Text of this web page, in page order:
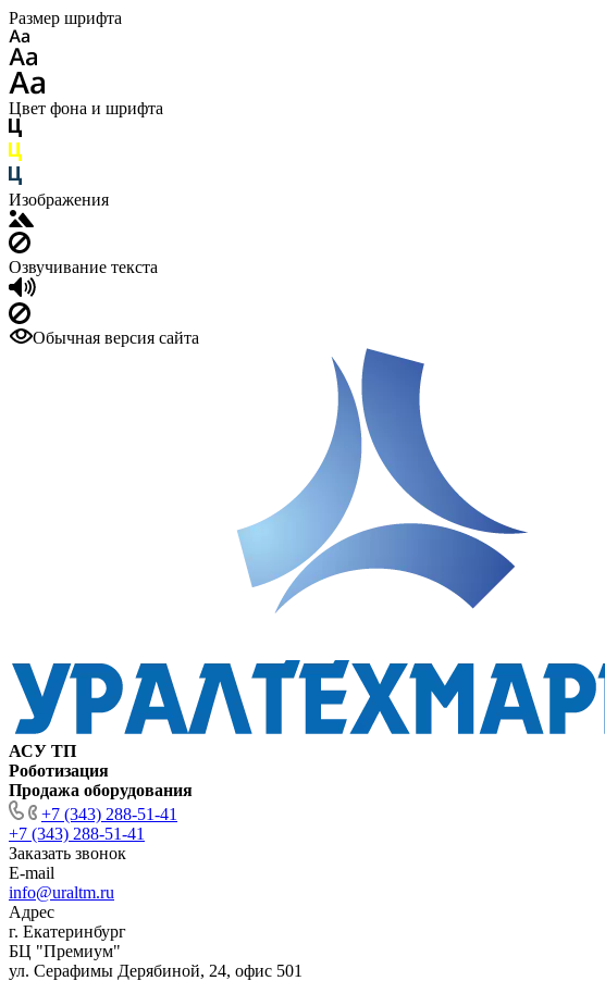
Размер шрифта
Цвет фона и шрифта
Изображения
Озвучивание текста
Обычная версия сайта
АСУ ТП
Роботизация
Продажа оборудования
+7 (343) 288-51-41
+7 (343) 288-51-41
Заказать звонок
E-mail
info@uraltm.ru
Адрес
г. Екатеринбург
БЦ "Премиум"
ул. Серафимы Дерябиной, 24, офис 501